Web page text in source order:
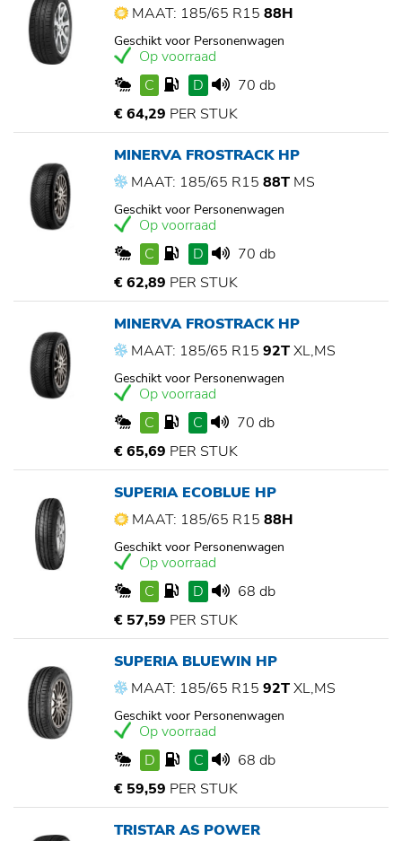
MAAT: 185/65 R15 88H
Geschikt voor Personenwagen
Op voorraad
C
D
70 db
€ 64,29 PER STUK
MINERVA FROSTRACK HP
MAAT: 185/65 R15 88T MS
Geschikt voor Personenwagen
Op voorraad
C
D
70 db
€ 62,89 PER STUK
MINERVA FROSTRACK HP
MAAT: 185/65 R15 92TXL,MS
Geschikt voor Personenwagen
Op voorraad
C
C
70 db
€ 65,69 PER STUK
SUPERIA ECOBLUE HP
MAAT: 185/65 R15 88H
Geschikt voor Personenwagen
Op voorraad
C
D
68 db
€ 57,59 PER STUK
SUPERIA BLUEWIN HP
MAAT: 185/65 R15 92TXL,MS
Geschikt voor Personenwagen
Op voorraad
D
C
68 db
€ 59,59 PER STUK
TRISTAR AS POWER